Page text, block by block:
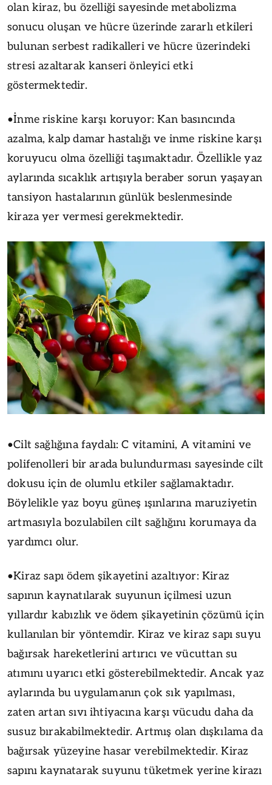
olan kiraz, bu özelliği sayesinde metabolizma
sonucu oluşan ve hücre üzerinde zararlı etkileri
bulunan serbest radikalleri ve hücre üzerindeki
stresi azaltarak kanseri önleyici etki
göstermektedir.
•İnme riskine karşı koruyor: Kan basıncında
azalma, kalp damar hastalığı ve inme riskine karşı
koruyucu olma özelliği taşımaktadır. Özellikle yaz
aylarında sıcaklık artışıyla beraber sorun yaşayan
tansiyon hastalarının günlük beslenmesinde
kiraza yer vermesi gerekmektedir.
•Cilt sağlığına faydalı: C vitamini, A vitamini ve
polifenolleri bir arada bulundurması sayesinde cilt
dokusu için de olumlu etkiler sağlamaktadır.
Böylelikle yaz boyu güneş ışınlarına maruziyetin
artmasıyla bozulabilen cilt sağlığını korumaya da
yardımcı olur.
•Kiraz sapı ödem şikayetini azaltıyor: Kiraz
sapının kaynatılarak suyunun içilmesi uzun
yıllardır kabızlık ve ödem şikayetinin çözümü için
kullanılan bir yöntemdir. Kiraz ve kiraz sapı suyu
bağırsak hareketlerini artırıcı ve vücuttan su
atımını uyarıcı etki gösterebilmektedir. Ancak yaz
aylarında bu uygulamanın çok sık yapılması,
zaten artan sıvı ihtiyacına karşı vücudu daha da
susuz bırakabilmektedir. Artmış olan dışkılama da
bağırsak yüzeyine hasar verebilmektedir. Kiraz
sapını kaynatarak suyunu tüketmek yerine kirazı